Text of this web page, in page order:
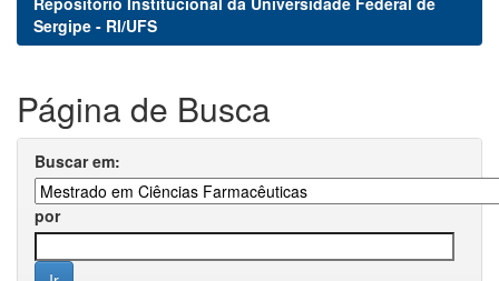
Sergipe - RI/UFS
Página de Busca
Buscar em:
por